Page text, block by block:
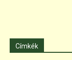
Címkék